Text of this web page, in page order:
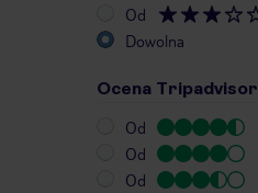
Od
Dowolna
Ocena Tripadvisor
Od
Od
Od